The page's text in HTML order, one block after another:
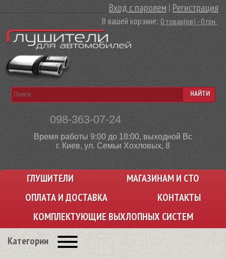
Вход с паролем |Регистрация
В вашей корзине:0 товар(ов) - 0 грн.
098-363-07-24
Время работы 9:00 до 18:00, выходной Вс
г. Киев, ул. Семьи Хохловых, 8
НАЙТИ
ГЛУШИТЕЛИ
МАГАЗИНАМ И СТО
ОПЛАТА И ДОСТАВКА
КОНТАКТЫ
КОМПЛЕКТУЮЩИЕ ВЫХЛОПНЫХ СИСТЕМ
Категории